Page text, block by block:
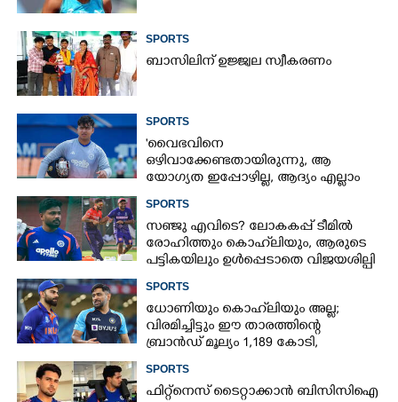
SPORTS
ബാസിലിന് ഉജ്ജ്വല സ്വീകരണം
SPORTS
'വൈഭവിനെ
ഒഴിവാക്കേണ്ടതായിരുന്നു,​ ആ
യോഗ്യത ഇപ്പോഴില്ല, ആദ്യം എല്ലാം
പഠിക്കട്ടെ'; നിർദേശവുമായി മുൻ
ക്രിക്കറ്റ് താരം
SPORTS
സഞ്ജു എവിടെ? ലോകകപ്പ് ടീമിൽ
രോഹിത്തും കൊഹ്‌ലിയും, ആരുടെ
പട്ടികയിലും ഉൾപ്പെടാതെ വിജയശില്പി
SPORTS
ധോണിയും കൊഹ്‌ലിയും അല്ല;
വിരമിച്ചിട്ടും ഈ താരത്തിന്റെ
ബ്രാൻഡ് മൂല്യം 1,189 കോടി,
ക്രിക്കറ്റിന്റെ രാജാവ്‌
SPORTS
ഫിറ്റ്നെസ് ടൈറ്റാക്കാൻ ബിസിസിഐ